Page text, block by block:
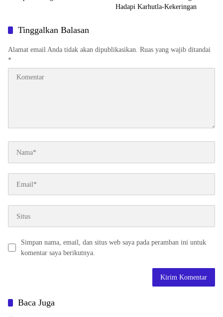
Hadapi Karhutla-Kekeringan
Tinggalkan Balasan
Alamat email Anda tidak akan dipublikasikan. Ruas yang wajib ditandai
*
Simpan nama, email, dan situs web saya pada peramban ini untuk
komentar saya berikutnya.
Baca Juga